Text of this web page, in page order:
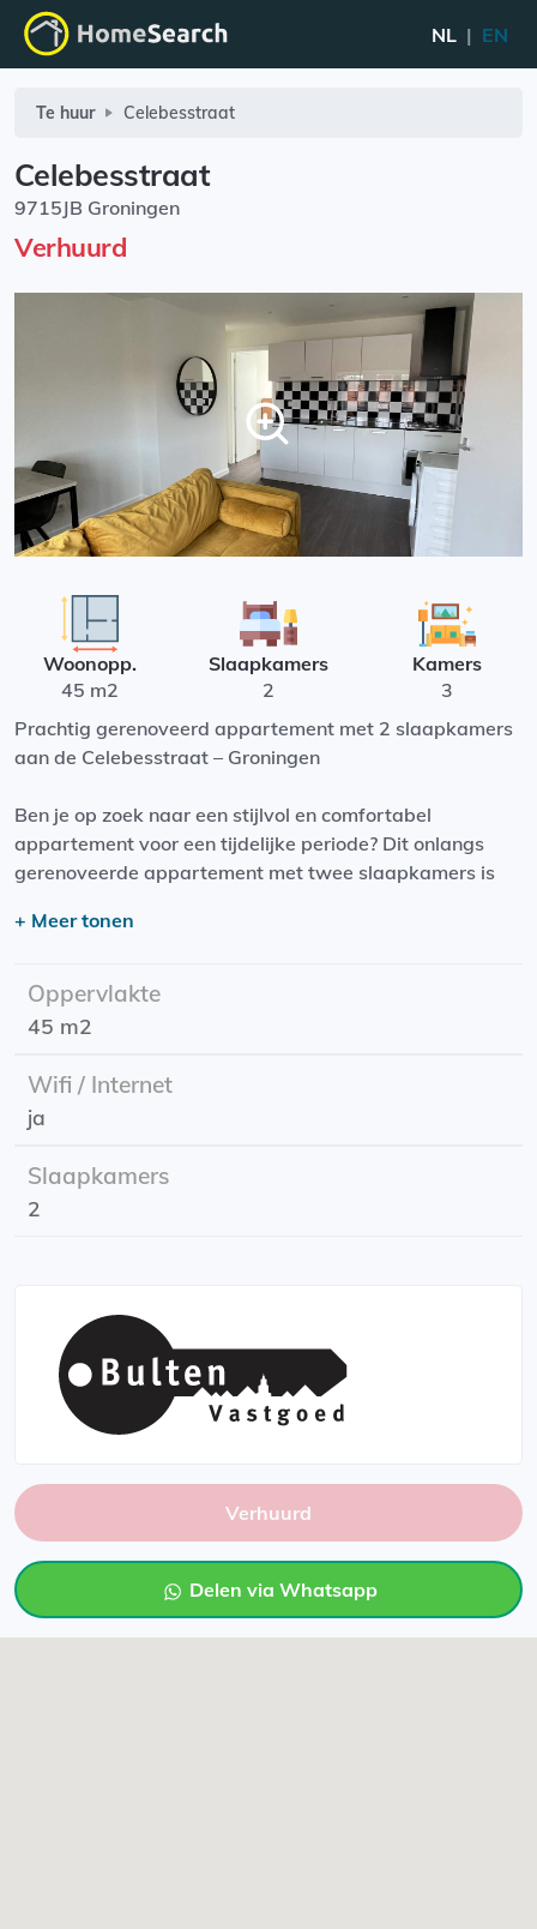
NL | EN
Te huur Celebesstraat
Celebesstraat
9715JB Groningen
Verhuurd
Woonopp.
45 m2
Slaapkamers
2
Kamers
3
Prachtig gerenoveerd appartement met 2 slaapkamers
aan de Celebesstraat – Groningen
Ben je op zoek naar een stijlvol en comfortabel
appartement voor een tijdelijke periode? Dit onlangs
gerenoveerde appartement met twee slaapkamers is
Celebesstraat in Groningen!
Het appartement
ontspannen.
Keuken: Moderne keuken met ingebouwde apparatuur
zoals een koelkast, vaatwasser, combi-magnetron en
Badkamer: Stijlvolle badkamer inclusief toilet.
Slaapkamers: Twee comfortabele slaapkamers, perfect
Huurprijs: Inclusief gas, water, licht én internet.
Ingangsdatum: 1 juli 2025.
Energielabel: A
De buurt
D...
+ Meer tonen
Oppervlakte
45 m2
Wifi / Internet
ja
Slaapkamers
2
Verhuurd
Delen via Whatsapp